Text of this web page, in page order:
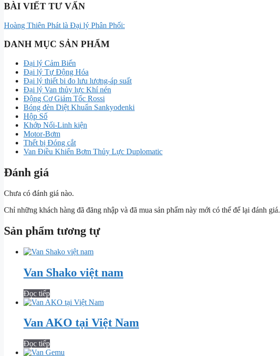
BÀI VIẾT TƯ VẤN
Hoàng Thiên Phát là Đại lý Phân Phối:
DANH MỤC SẢN PHẨM
Đại lý Cảm Biến
Đại lý Tự Động Hóa
Đại lý thiết bi đo lưu lương-áp suất
Đại lý Van thủy lực Khí nén
Động Cơ Giảm Tốc Rossi
Bóng đèn Diệt Khuẩn Sankyodenki
Hộp Số
Khớp Nối-Linh kiện
Motor-Bơm
Thết bị Đóng cắt
Van Điều Khiển Bơm Thủy Lực Duplomatic
Đánh giá
Chưa có đánh giá nào.
Chỉ những khách hàng đã đăng nhập và đã mua sản phẩm này mới có thể để lại đánh giá.
Sản phẩm tương tự
Van Shako việt nam
Đọc tiếp
Van AKO tại Việt Nam
Đọc tiếp